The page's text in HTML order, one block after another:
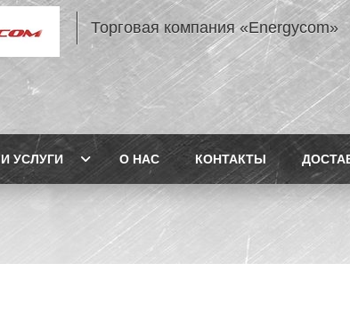
Торговая компания «Energycom»
УСЛУГИ О НАС КОНТАКТЫ